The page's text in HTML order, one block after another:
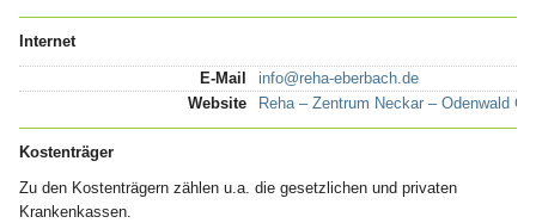
Internet
E-Mail
info@reha-eberbach.de
Website
Reha – Zentrum Neckar – Odenwald
Kostenträger
Zu den Kostenträgern zählen u.a. die gesetzlichen und privaten
Krankenkassen.